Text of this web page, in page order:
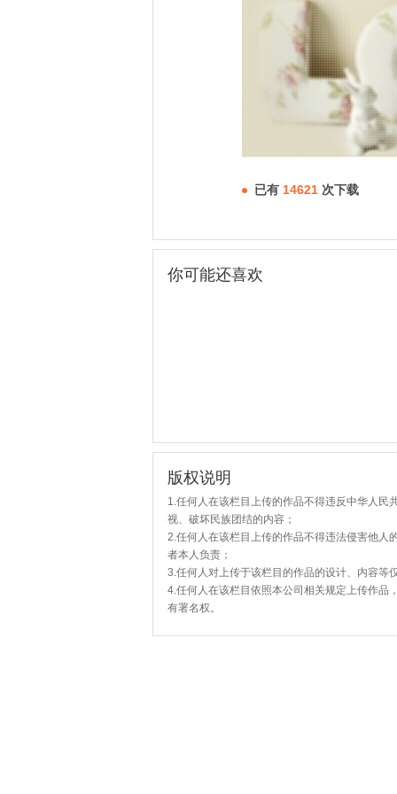
已有 14621 次下载
你可能还喜欢
版权说明
1.任何人在该栏目上传的作品不得违反中华人民
视、破坏民族团结的内容；
2.任何人在该栏目上传的作品不得违法侵害他人
者本人负责；
3.任何人对上传于该栏目的作品的设计、内容等
4.任何人在该栏目依照本公司相关规定上传作品
有署名权。